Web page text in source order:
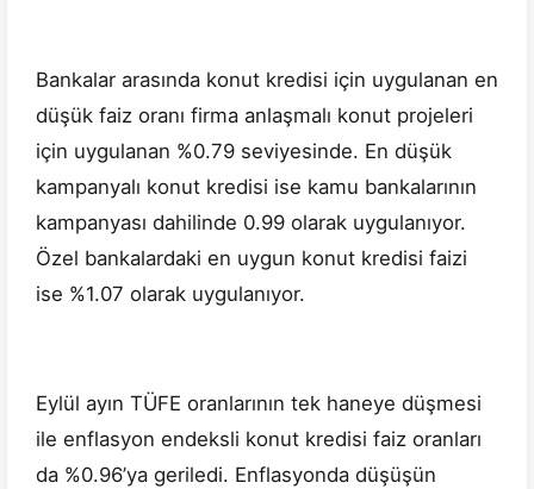
Bankalar arasında konut kredisi için uygulanan en
düşük faiz oranı firma anlaşmalı konut projeleri
için uygulanan %0.79 seviyesinde. En düşük
kampanyalı konut kredisi ise kamu bankalarının
kampanyası dahilinde 0.99 olarak uygulanıyor.
Özel bankalardaki en uygun konut kredisi faizi
ise %1.07 olarak uygulanıyor.
Eylül ayın TÜFE oranlarının tek haneye düşmesi
ile enflasyon endeksli konut kredisi faiz oranları
da %0.96’ya geriledi. Enflasyonda düşüşün